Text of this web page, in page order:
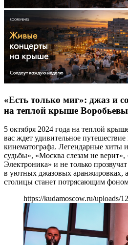
«Есть только миг»: джаз и
на теплой крыше
5 октября 2024 года на теплой
вас ждет удивительное
кинематографа. Легендарные хиты
судьбы», «Москва слезам не
Электроника» и не только
в уютных джазовых аранжировках,
столицы станет потрясающим фоном
https://kudamoscow.ru/uploads/